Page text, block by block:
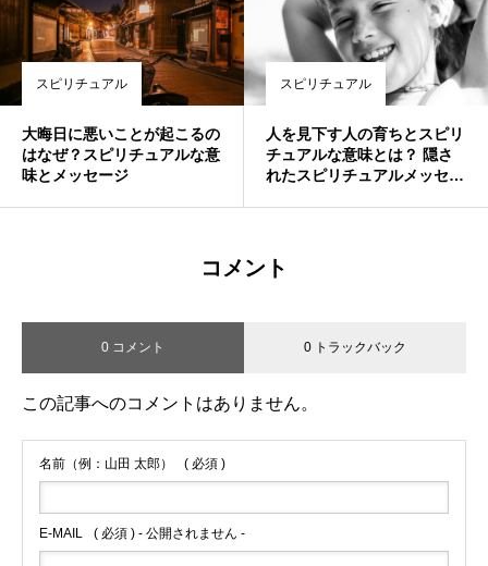
スピリチュアル
大晦日に悪いことが起こるの
はなぜ？スピリチュアルな意
味とメッセージ
スピリチュアル
人を見下す人の育ちとスピリ
チュアルな意味とは？ 隠さ
れたスピリチュアルメッセー
コメント
0 コメント 0 トラックバック
この記事へのコメントはありません。
名前（例：山田 太郎） ( 必須 )
E-MAIL ( 必須 ) - 公開されません -